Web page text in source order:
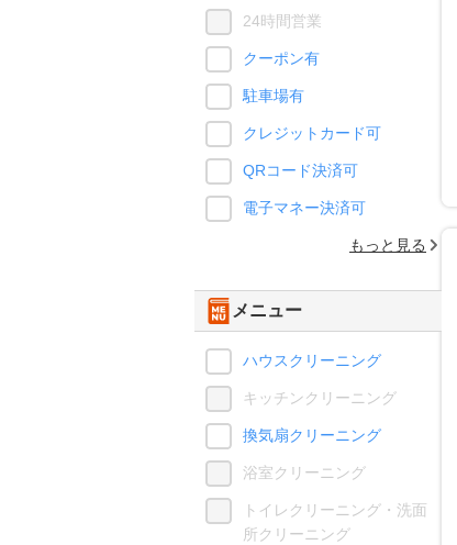
24時間営業
クーポン有
駐車場有
クレジットカード可
QRコード決済可
電子マネー決済可
もっと見る
メニュー
ハウスクリーニング
キッチンクリーニング
換気扇クリーニング
浴室クリーニング
トイレクリーニング・洗面
所クリーニング